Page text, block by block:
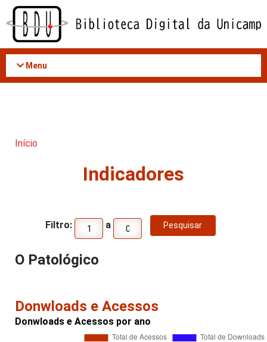
Acessar
conteúdo
Menu
Início
Indicadores
Filtro: a
O Patológico
Donwloads e Acessos
Donwloads e Acessos por ano